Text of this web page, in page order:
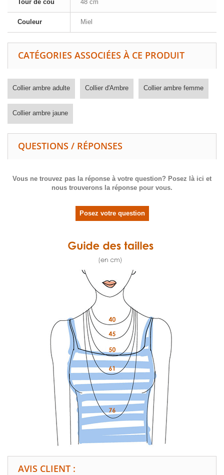
Tour de cou 48 cm
Couleur Miel
CATÉGORIES ASSOCIÉES À CE PRODUIT
Collier ambre adulte Collier d'Ambre Collier ambre femme
Collier ambre jaune
QUESTIONS / RÉPONSES
Vous ne trouvez pas la réponse à votre question? Posez là ici et
nous trouverons la réponse pour vous.
Posez votre question
AVIS CLIENT :